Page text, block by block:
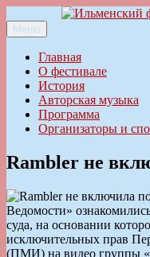
к
содержимому
Ильменский фестиваль
Меню
Главная
О фестивале
История
Авторская музыка
Программа
Организаторы и
Rambler не
Ведомости»
суда, на основании
исключительных прав
(ПМИ) на видео группы